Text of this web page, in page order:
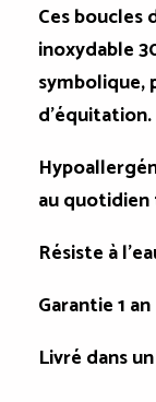
Ces boucles
inoxydable
symbolique,
d'équitation.
au
Résiste à
Garantie 1 an
Livré dans